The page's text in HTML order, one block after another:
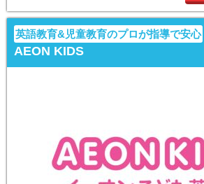
英語教育&児童教育のプロが指導で安心
AEON KIDS